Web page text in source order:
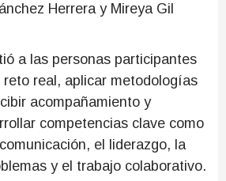
Herrera y Mireya Gil
a las personas participantes
real, aplicar metodologías
acompañamiento y
competencias clave como
el liderazgo, la
y el trabajo colaborativo.